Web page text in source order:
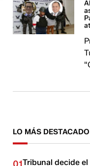
LO MÁS
Tribunal decide